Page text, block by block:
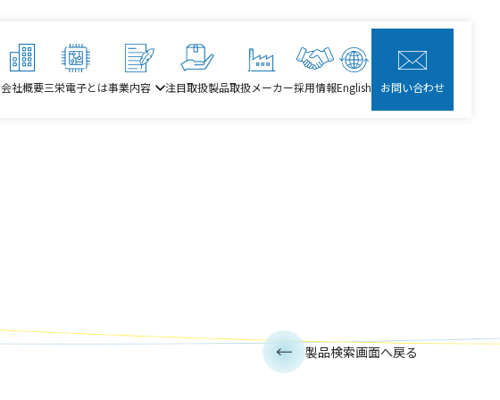
会社概要三栄電子とは事業内容 注目取扱製品取扱メーカー採用情報English お問い合わせ
製品検索画面へ戻る